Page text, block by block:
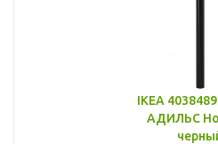
IKEA
АДИЛЬС